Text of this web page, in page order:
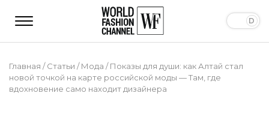
Главная /Статьи /Мода /Показы для души: как Алтай стал
новой точкой на карте российской моды — Там, где
вдохновение само находит дизайнера